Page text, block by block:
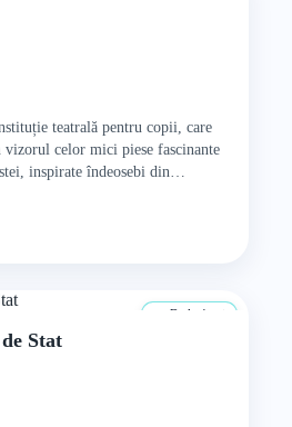
teatrală pentru copii, care
vizorul celor mici piese fascinante
inspirate îndeosebi din…
De la 4 ani
Stat